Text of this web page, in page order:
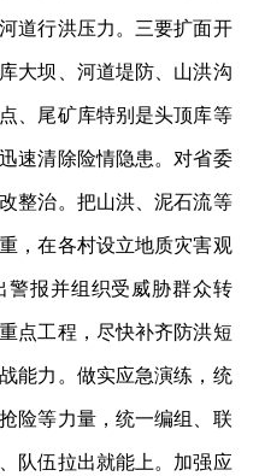
道行洪压力。三要扩面开
大坝、河道堤防、山洪沟
、尾矿库特别是头顶库等
速清除险情隐患。对省委
整治。把山洪、泥石流等
，在各村设立地质灾害观
报并组织受威胁群众转
点工程，尽快补齐防洪短
能力。做实应急演练，统
险等力量，统一编组、联
队伍拉出就能上。加强应